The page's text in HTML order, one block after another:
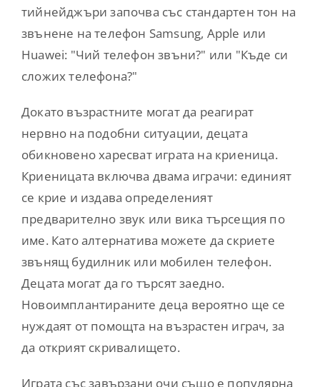
тийнейджъри започва със стандартен тон на
звънене на телефон Samsung, Apple или
Huawei: "Чий телефон звъни?" или "Къде си
сложих телефона?"
Докато възрастните могат да реагират
нервно на подобни ситуации, децата
обикновено харесват играта на криеница.
Криеницата включва двама играчи: единият
се крие и издава определеният
предварително звук или вика търсещия по
име. Като алтернатива можете да скриете
звънящ будилник или мобилен телефон.
Децата могат да го търсят заедно.
Новоимплантираните деца вероятно ще се
нуждаят от помощта на възрастен играч, за
да открият скривалището.
Играта със завързани очи също е популярна